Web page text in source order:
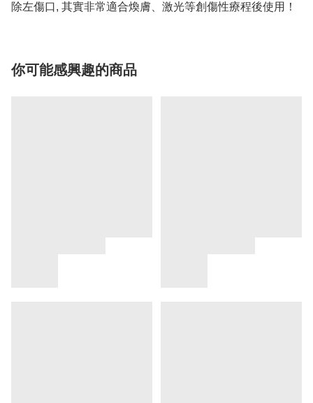
除左傷口, 其實非常適合煥膚、激光等創傷性療程後使用！
你可能感興趣的商品